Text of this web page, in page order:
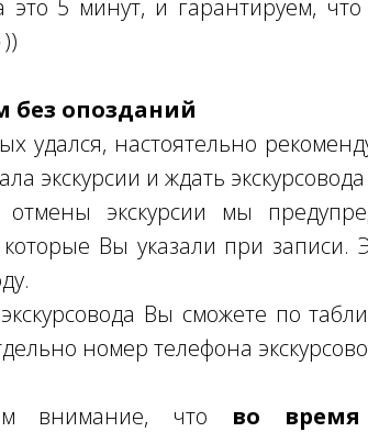
это 5 минут, и гарантируем,
без опозданий
удался, настоятельно
экскурсии и ждать
экскурсии мы
Вы указали при записи.
Вы сможете по
номер телефона
внимание, что во время